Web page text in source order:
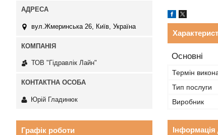
Основні
Термін
Тип послуги
Виробник
вул.Жмеринська 26, Київ, Україна
ТОВ "Гідравлік Лайн"
Юрій Гладинюк
Графік роботи